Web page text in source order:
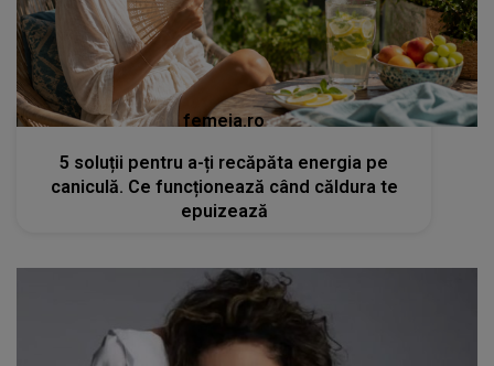
femeia.ro
5 soluții pentru a-ți recăpăta energia pe
caniculă. Ce funcționează când căldura te
epuizează